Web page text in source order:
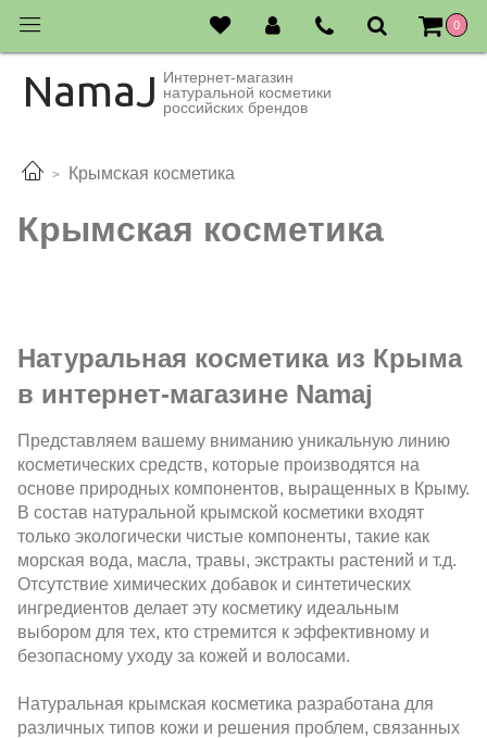
0
NamaJ Интернет-магазин
натуральной косметики
российских брендов
Крымская косметика
Крымская косметика
Натуральная косметика из Крыма
в интернет-магазине Namaj
Представляем вашему вниманию уникальную линию
косметических средств, которые производятся на
основе природных компонентов, выращенных в Крыму.
В состав натуральной крымской косметики входят
только экологически чистые компоненты, такие как
морская вода, масла, травы, экстракты растений и т.д.
Отсутствие химических добавок и синтетических
ингредиентов делает эту косметику идеальным
выбором для тех, кто стремится к эффективному и
безопасному уходу за кожей и волосами.
Натуральная крымская косметика разработана для
различных типов кожи и решения проблем, связанных